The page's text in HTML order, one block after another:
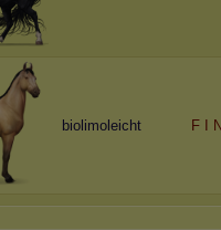
biolimoleicht F I